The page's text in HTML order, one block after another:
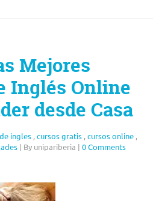
Mejores
Inglés Online
desde Casa
ingles ,cursos gratis ,cursos online ,
| By unipariberia | 0 Comments